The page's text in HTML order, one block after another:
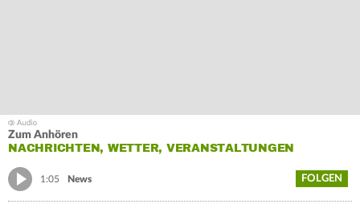
Zum Anhören
NACHRICHTEN, WETTER, VERANSTALTUNGEN
1:05 News FOLGEN